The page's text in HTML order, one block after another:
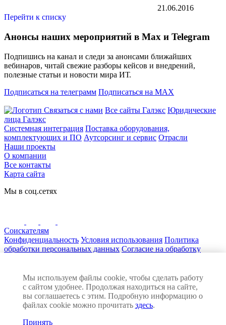
21.06.2016
Перейти к списку
Анонсы наших мероприятий в Max и Telegram
Подпишись на канал и следи за анонсами ближайших
вебинаров, читай свежие разборы кейсов и внедрений,
полезные статьи и новости мира ИТ.
Подписаться на телеграмм Подписаться на MAX
Мы используем файлы cookie, чтобы сделать работу
с сайтом удобнее. Продолжая находиться на сайте,
вы соглашаетесь с этим. Подробную информацию о
файлах cookie можно прочитать здесь.
Принять
Связаться с нами Все сайты Галэкс Юридические
лица Галэкс
Системная интеграция Поставка оборудования,
комплектующих и ПО Аутсорсинг и сервис Отрасли
Наши проекты
О компании
Все контакты
Карта сайта
Мы в соц.сетях
Соискателям
Конфиденциальность Условия использования Политика
обработки персональных данных Согласие на обработку
ошибкой и нажмите Ctrl+Enter
© 2026 ГАЛЭКС. Все права защищены
Разработка сайта: